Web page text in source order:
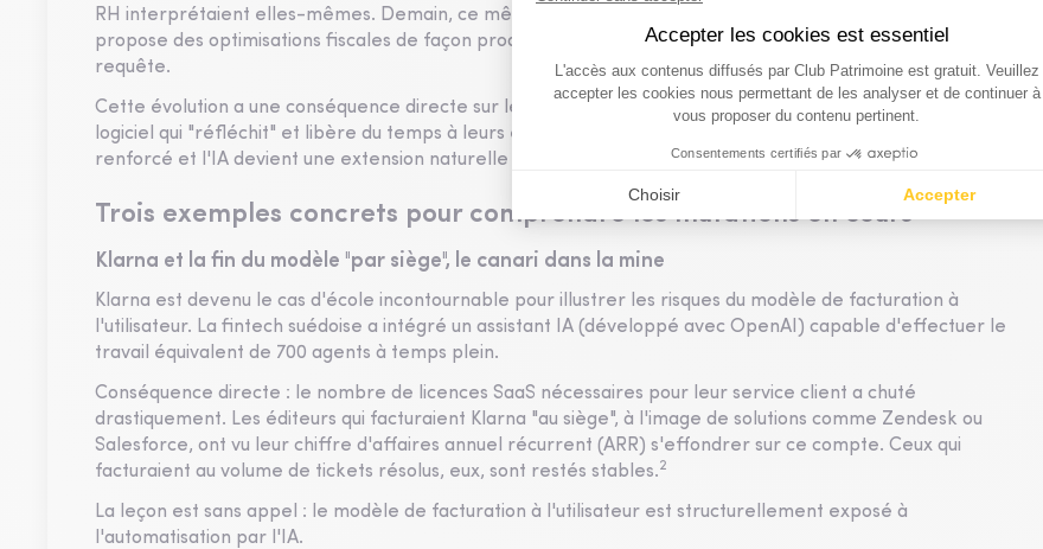
RH interprétaient elles-mêmes. Demain, ce même logiciel analyse les écarts, identifie les anomalies et
propose des optimisations fiscales de façon proactive, sans que l'utilisateur n'ait à formuler la moindre
requête.
Cette évolution a une conséquence directe sur le pricing : les clients sont prêts à payer davantage pour un
logiciel qui "réfléchit" et libère du temps à leurs équipes. Le pouvoir de tarification des éditeurs s'en trouve
renforcé et l'IA devient une extension naturelle des modèles SaaS existants.
Trois exemples concrets pour comprendre les mutations en cours
Klarna et la fin du modèle "par siège", le canari dans la mine
Klarna est devenu le cas d'école incontournable pour illustrer les risques du modèle de facturation à
l'utilisateur. La fintech suédoise a intégré un assistant IA (développé avec OpenAI) capable d'effectuer le
travail équivalent de 700 agents à temps plein.
Conséquence directe : le nombre de licences SaaS nécessaires pour leur service client a chuté
drastiquement. Les éditeurs qui facturaient Klarna "au siège", à l'image de solutions comme Zendesk ou
Salesforce, ont vu leur chiffre d'affaires annuel récurrent (ARR) s'effondrer sur ce compte. Ceux qui
facturaient au volume de tickets résolus, eux, sont restés stables.2
La leçon est sans appel : le modèle de facturation à l'utilisateur est structurellement exposé à
l'automatisation par l'IA.